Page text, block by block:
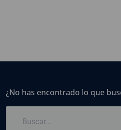
¿No has encontrado lo que